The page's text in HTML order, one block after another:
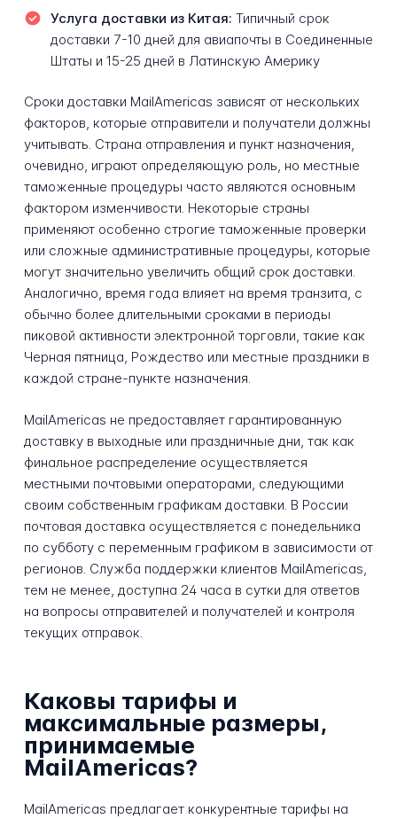
Услуга доставки из Китая: Типичный срок
доставки 7-10 дней для авиапочты в Соединенные
Штаты и 15-25 дней в Латинскую Америку
Сроки доставки MailAmericas зависят от нескольких
факторов, которые отправители и получатели должны
учитывать. Страна отправления и пункт назначения,
очевидно, играют определяющую роль, но местные
таможенные процедуры часто являются основным
фактором изменчивости. Некоторые страны
применяют особенно строгие таможенные проверки
или сложные административные процедуры, которые
могут значительно увеличить общий срок доставки.
Аналогично, время года влияет на время транзита, с
обычно более длительными сроками в периоды
пиковой активности электронной торговли, такие как
Черная пятница, Рождество или местные праздники в
каждой стране-пункте назначения.
MailAmericas не предоставляет гарантированную
доставку в выходные или праздничные дни, так как
финальное распределение осуществляется
местными почтовыми операторами, следующими
своим собственным графикам доставки. В России
почтовая доставка осуществляется с понедельника
по субботу с переменным графиком в зависимости от
регионов. Служба поддержки клиентов MailAmericas,
тем не менее, доступна 24 часа в сутки для ответов
на вопросы отправителей и получателей и контроля
текущих отправок.
Каковы тарифы и
максимальные размеры,
принимаемые
MailAmericas?
MailAmericas предлагает конкурентные тарифы на